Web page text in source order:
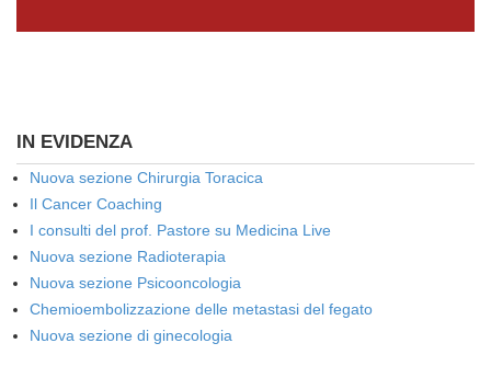
IN EVIDENZA
Nuova sezione Chirurgia Toracica
Il Cancer Coaching
I consulti del prof. Pastore su Medicina Live
Nuova sezione Radioterapia
Nuova sezione Psicooncologia
Chemioembolizzazione delle metastasi del fegato
Nuova sezione di ginecologia